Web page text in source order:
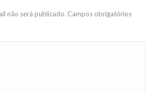
não será publicado. Campos obrigatórios